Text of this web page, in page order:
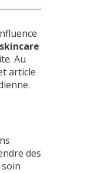
Au
article
des